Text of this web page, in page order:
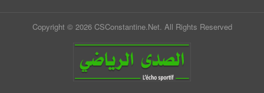
Copyright © 2026 CSConstantine.Net. All Rights Reserved